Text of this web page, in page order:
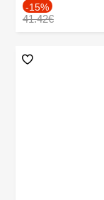
-15%
41.42€